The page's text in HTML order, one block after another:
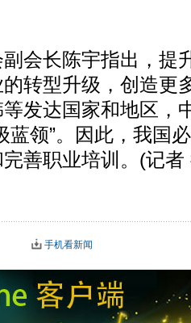
长陈宇指出，提
转型升级，创造更
发达国家和地区，
蓝领”。因此，我国
善职业培训。(记者
手机看新闻